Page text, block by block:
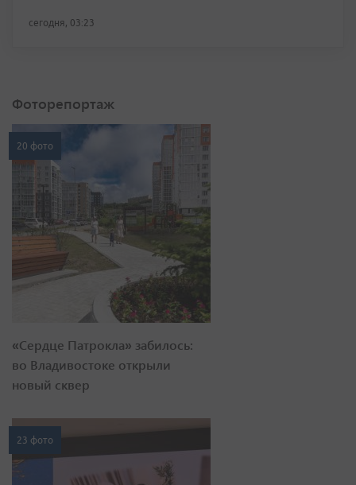
сегодня, 03:23
Фоторепортаж
20 фото
«Сердце Патрокла» забилось:
во Владивостоке открыли
новый сквер
23 фото